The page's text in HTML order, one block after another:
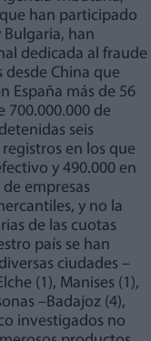
han participado
Bulgaria, han
dedicada al fraude
China que
España más de 56
700.000.000 de
seis
en los que
y 490.000 en
empresas
y no la
de las cuotas
país se han
ciudades –
(1), Manises (1),
–Badajoz (4),
investigados no